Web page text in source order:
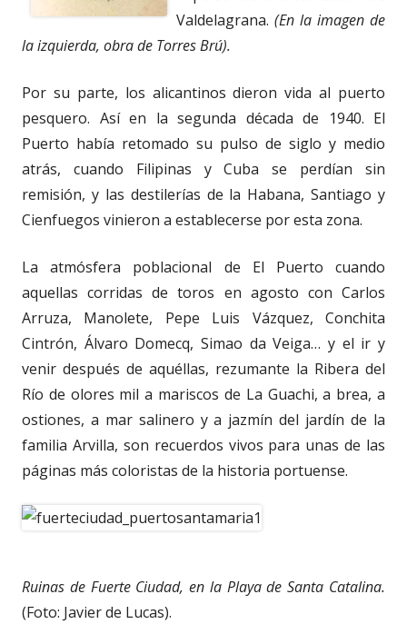
Valdelagrana. (En la imagen de
la izquierda, obra de Torres Brú).
Por su parte, los alicantinos dieron vida al puerto
pesquero. Así en la segunda década de 1940. El
Puerto había retomado su pulso de siglo y medio
atrás, cuando Filipinas y Cuba se perdían sin
remisión, y las destilerías de la Habana, Santiago y
Cienfuegos vinieron a establecerse por esta zona.
La atmósfera poblacional de El Puerto cuando
aquellas corridas de toros en agosto con Carlos
Arruza, Manolete, Pepe Luis Vázquez, Conchita
Cintrón, Álvaro Domecq, Simao da Veiga… y el ir y
venir después de aquéllas, rezumante la Ribera del
Río de olores mil a mariscos de La Guachi, a brea, a
ostiones, a mar salinero y a jazmín del jardín de la
familia Arvilla, son recuerdos vivos para unas de las
páginas más coloristas de la historia portuense.
Ruinas de Fuerte Ciudad, en la Playa de Santa Catalina.
(Foto: Javier de Lucas).